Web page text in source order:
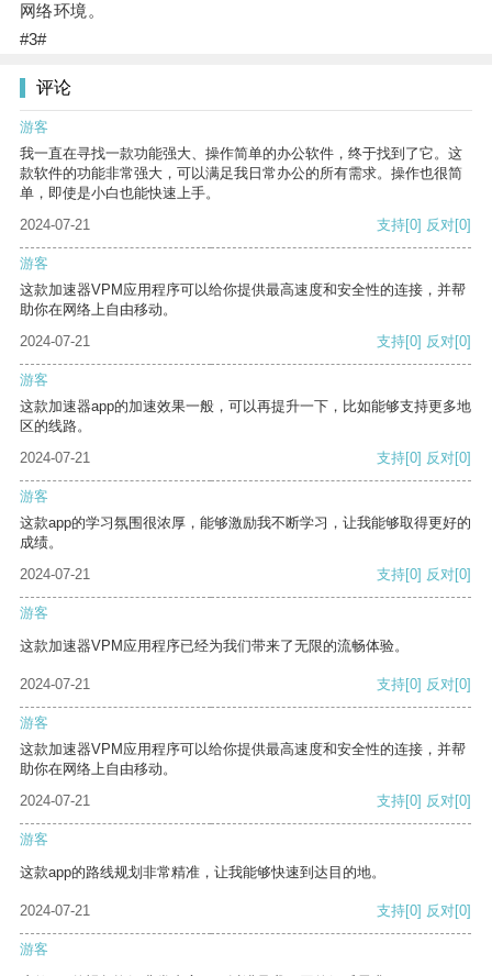
网络环境。
#3#
评论
游客
我一直在寻找一款功能强大、操作简单的办公软件，终于找到了它。这
款软件的功能非常强大，可以满足我日常办公的所有需求。操作也很简
单，即使是小白也能快速上手。
2024-07-21
支持[0] 反对[0]
游客
这款加速器VPM应用程序可以给你提供最高速度和安全性的连接，并帮
助你在网络上自由移动。
2024-07-21
支持[0] 反对[0]
游客
这款加速器app的加速效果一般，可以再提升一下，比如能够支持更多地
区的线路。
2024-07-21
支持[0] 反对[0]
游客
这款app的学习氛围很浓厚，能够激励我不断学习，让我能够取得更好的
成绩。
2024-07-21
支持[0] 反对[0]
游客
这款加速器VPM应用程序已经为我们带来了无限的流畅体验。
2024-07-21 支持[0] 反对[0]
游客
这款加速器VPM应用程序可以给你提供最高速度和安全性的连接，并帮
助你在网络上自由移动。
2024-07-21
支持[0] 反对[0]
游客
这款app的路线规划非常精准，让我能够快速到达目的地。
2024-07-21 支持[0] 反对[0]
游客